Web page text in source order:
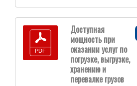
Доступная
мощность при
оказании услуг по
погрузке, выгрузке,
хранению и
перевалке грузов